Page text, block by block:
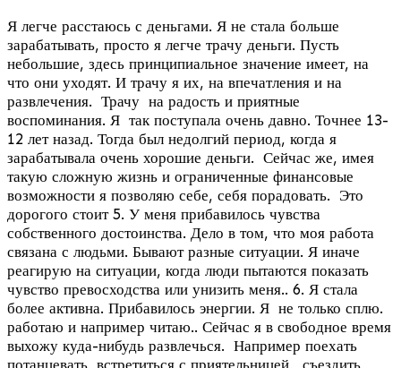
Я легче расстаюсь с деньгами. Я не стала больше
зарабатывать, просто я легче трачу деньги. Пусть
небольшие, здесь принципиальное значение имеет, на
что они уходят. И трачу я их, на впечатления и на
развлечения. Трачу на радость и приятные
воспоминания. Я так поступала очень давно. Точнее 13-
12 лет назад. Тогда был недолгий период, когда я
зарабатывала очень хорошие деньги. Сейчас же, имея
такую сложную жизнь и ограниченные финансовые
возможности я позволяю себе, себя порадовать. Это
дорогого стоит 5. У меня прибавилось чувства
собственного достоинства. Дело в том, что моя работа
связана с людьми. Бывают разные ситуации. Я иначе
реагирую на ситуации, когда люди пытаются показать
чувство превосходства или унизить меня.. 6. Я стала
более активна. Прибавилось энергии. Я не только сплю.
работаю и например читаю.. Сейчас я в свободное время
выхожу куда-нибудь развлечься. Например поехать